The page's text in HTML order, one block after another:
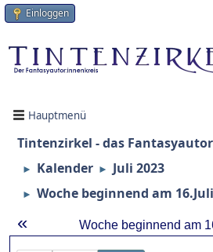
Einloggen
Hauptmenü
Tintenzirkel - das
► Kalender ► Juli 2023
► Woche beginnend am
« Woche beginnend am